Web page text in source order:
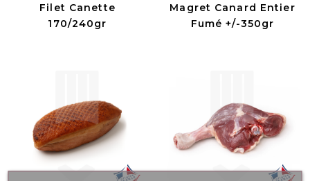
Filet Canette
170/240gr
Magret Canard Entier
Fumé +/-350gr